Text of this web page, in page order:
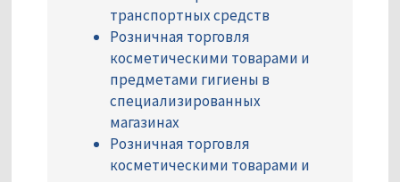
транспортных средств
Розничная торговля
косметическими товарами и
предметами гигиены в
специализированных
магазинах
Розничная торговля
косметическими товарами и